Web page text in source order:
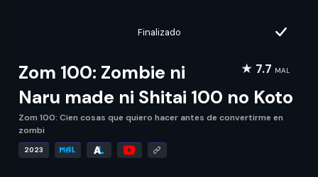
Finalizado
★ 7.7 MAL
Zom 100: Zombie ni
Naru made ni Shitai 100 no Koto
Zom 100: Cien cosas que quiero hacer antes de convertirme en
zombi
2023